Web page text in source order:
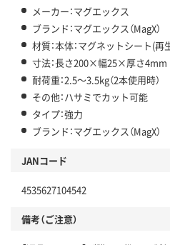
メーカー：マグエックス
ブランド：マグエックス（MagX）
材質：本体：マグネットシート(再
寸法：長さ200×幅25×厚さ4mm
耐荷重：2.5～3.5kg（2本使用時）
その他：ハサミでカット可能
タイプ：強力
ブランド：マグエックス（MagX）
JANコード
4535627104542
備考（ご注意）